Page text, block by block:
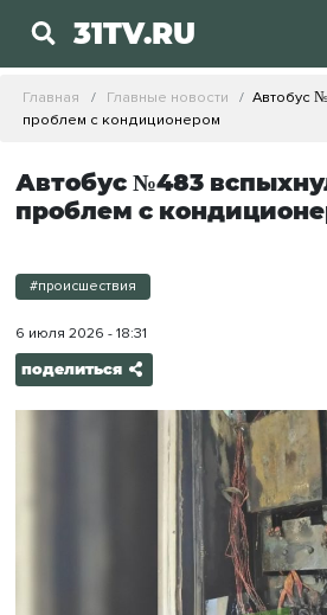
31TV.RU
Главная Главные новости
Автобус
проблем с кондиционером
Автобус №483
проблем с
#происшествия
6 июля 2026 - 18:31
поделиться